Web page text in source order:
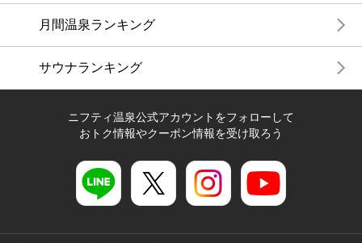
月間温泉ランキング
サウナランキング
ニフティ温泉公式アカウントをフォローして
おトク情報やクーポン情報を受け取ろう